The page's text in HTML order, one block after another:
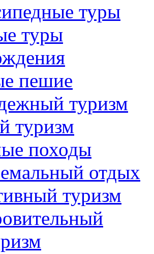
туры
туры
пешие
туризм
туризм
походы
отдых
туризм